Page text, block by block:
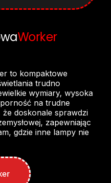
Worker
to kompaktowe
trudno
wymiary, wysoka
na trudne
doskonale sprawdzi
zapewniając
gdzie inne lampy nie